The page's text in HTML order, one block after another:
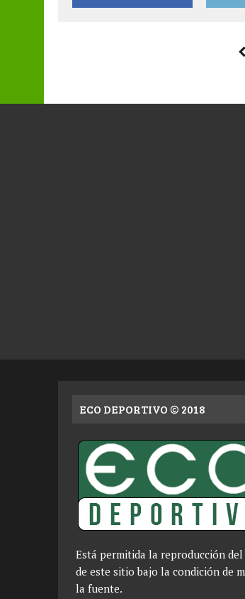
ECO DEPORTIVO © 2018
Está permitida la reproducción
de este sitio bajo la condición de
la fuente.